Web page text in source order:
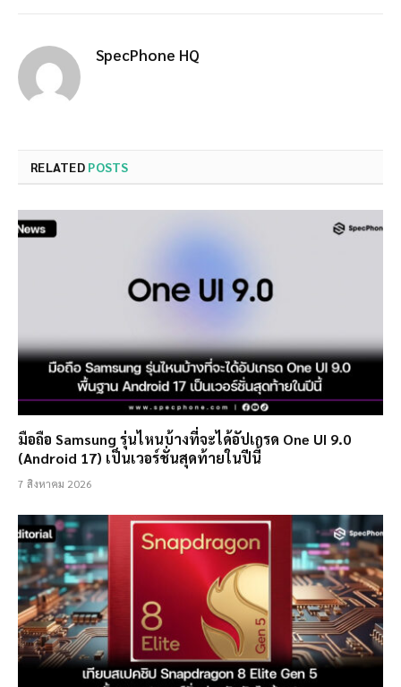
SpecPhone HQ
RELATED POSTS
มือถือ Samsung รุ่นไหนบ้างที่จะได้อัปเกรด One UI 9.0
(Android 17) เป็นเวอร์ชั่นสุดท้ายในปีนี้
7 สิงหาคม 2026